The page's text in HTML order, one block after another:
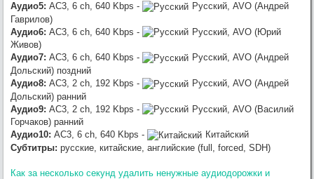
Аудио5: AC3, 6 ch, 640 Kbps -
Русский, AVO (Андрей
Гаврилов)
Аудио6: AC3, 6 ch, 640 Kbps -
Русский, AVO (Юрий
Живов)
Аудио7: AC3, 6 ch, 640 Kbps -
Русский, AVO (Андрей
Дольский) поздний
Аудио8: AC3, 2 ch, 192 Kbps -
Русский, AVO (Андрей
Дольский) ранний
Аудио9: AC3, 2 ch, 192 Kbps -
Русский, AVO (Василий
Горчаков) ранний
Аудио10: AC3, 6 ch, 640 Kbps -
Китайский
Субтитры: русские, китайские, английские (full, forced, SDH)
Как за несколько секунд удалить ненужные аудиодорожки и